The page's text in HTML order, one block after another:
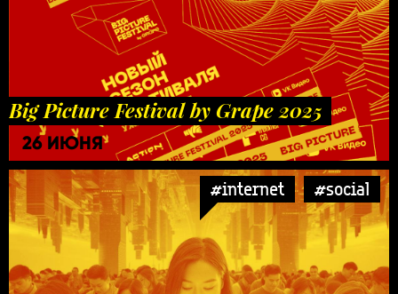
Big Picture Festival by Grape 2025
26 ИЮНЯ
#internet #social